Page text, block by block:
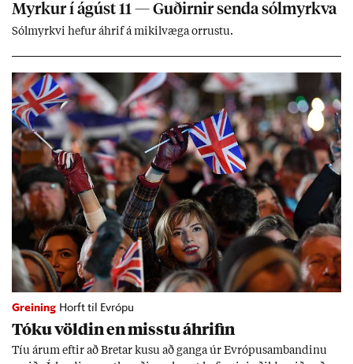
Myrk­ur í ág­úst 11 — Guð­irn­ir senda sól­myrkva
Sól­myrkvi hef­ur áhrif á mik­il­væga orr­ustu.
Greining Horft til Evrópu
Tóku völd­in en misstu áhrif­in
Tíu ár­um eft­ir að Bret­ar kusu að ganga úr Evr­ópu­sam­band­inu